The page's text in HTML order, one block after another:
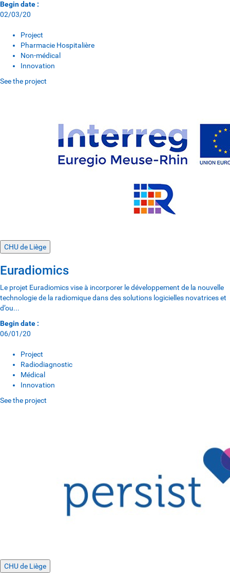
Begin date :
02/03/20
Project
Pharmacie Hospitalière
Non-médical
Innovation
See the project
CHU de Liège
Euradiomics
Le projet Euradiomics vise à incorporer le développement de la nouvelle
technologie de la radiomique dans des solutions logicielles novatrices et
d’ou...
Begin date :
06/01/20
Project
Radiodiagnostic
Médical
Innovation
See the project
CHU de Liège